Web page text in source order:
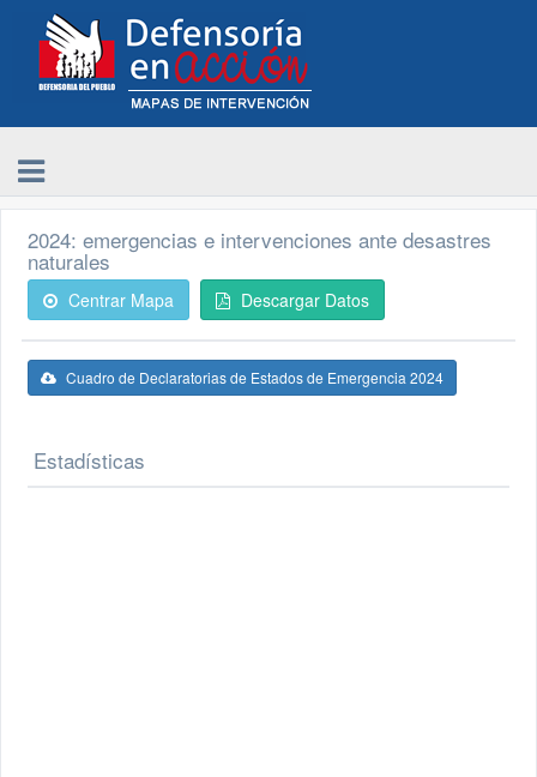
2024: emergencias e intervenciones ante desastres
naturales
Centrar Mapa Descargar Datos
Cuadro de Declaratorias de Estados de Emergencia 2024
Estadísticas